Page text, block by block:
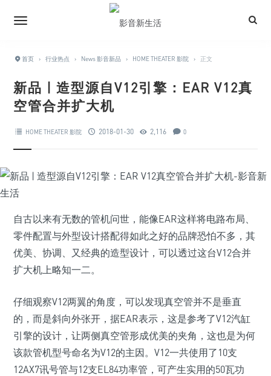
首页 › 行业热点 › News 影音新品 › HOME THEATER 影院 › 正文
新品 | 造型源自V12引擎：EAR V12真
空管合并扩大机
HOME THEATER 影院 2018-01-30 2,116 0
自古以来有无数的管机问世，能像EAR这样将电路布局、
零件配置与外型设计搭配得如此之好的品牌恐怕不多，其
优美、协调、又经典的造型设计，可以透过这台V12合并
扩大机上略知一二。
仔细观察V12两翼的角度，可以发现真空管并不是垂直
的，而是斜向外张开，据EAR表示，这是参考了V12汽缸
引擎的设计，让两侧真空管形成优美的夹角，这也是为何
该款管机型号命名为V12的主因。V12一共使用了10支
12AX7讯号管与12支EL84功率管，可产生实用的50瓦功